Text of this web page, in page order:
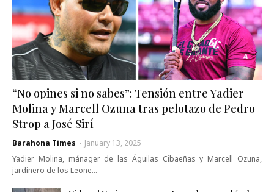
“No opines si no sabes”: Tensión entre Yadier
Molina y Marcell Ozuna tras pelotazo de Pedro
Strop a José Sirí
Barahona Times - January 13, 2025
Yadier Molina, mánager de las Águilas Cibaeñas y Marcell Ozuna,
jardinero de los Leone…